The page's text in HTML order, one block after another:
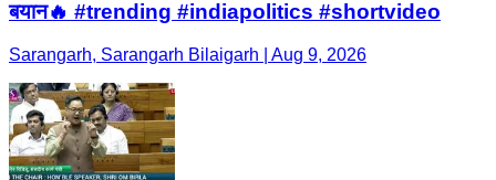
बयान🔥 #trending #indiapolitics #shortvideo
Sarangarh, Sarangarh Bilaigarh | Aug 9, 2026